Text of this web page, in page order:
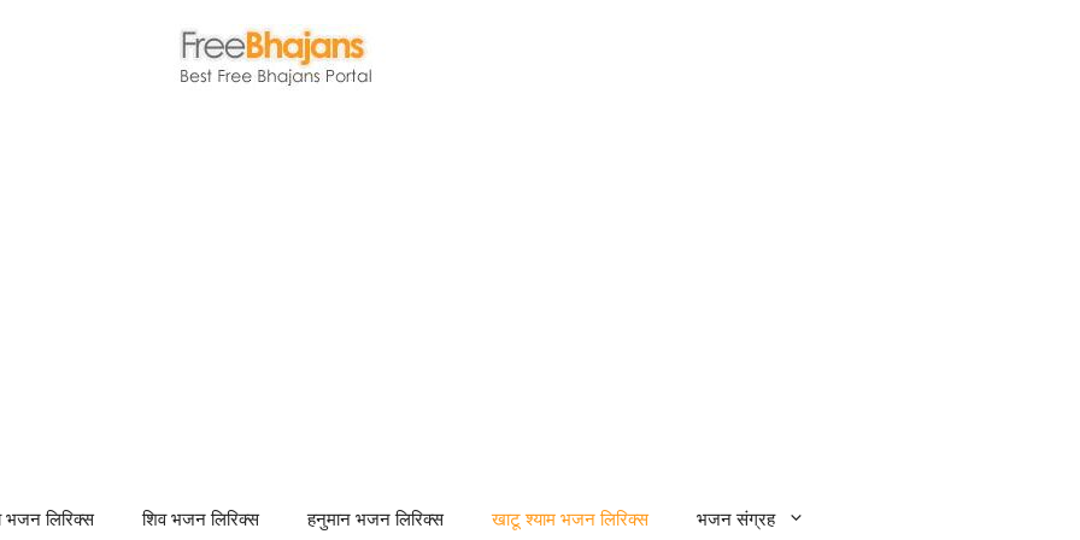
भजन लिरिक्स शिव भजन लिरिक्स हनुमान भजन लिरिक्स खाटू श्याम भजन लिरिक्स भजन संग्रह